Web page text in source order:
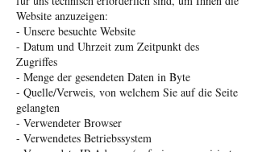
Website anzuzeigen:
- Unsere besuchte Website
- Datum und Uhrzeit zum Zeitpunkt des
Zugriffes
- Menge der gesendeten Daten in Byte
- Quelle/Verweis, von welchem Sie auf die Seite
gelangten
- Verwendeter Browser
- Verwendetes Betriebssystem